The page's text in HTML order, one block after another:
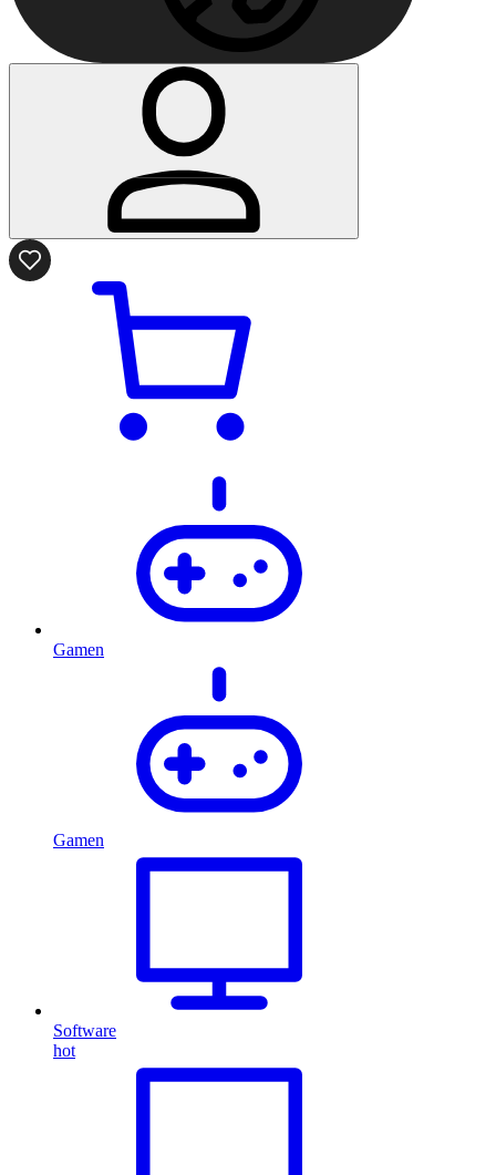
Gamen
Gamen
Software
hot